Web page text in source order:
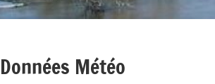
Données Météo